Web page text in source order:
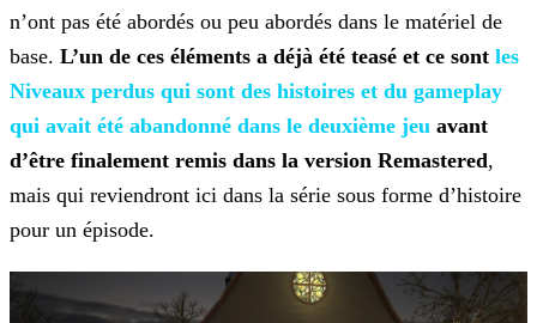
n’ont pas été abordés ou peu abordés dans le matériel de
base. L’un de ces éléments a déjà été teasé et ce sont les
Niveaux perdus qui sont des histoires et du gameplay
qui avait été abandonné dans le deuxième jeu avant
d’être finalement remis dans la version Remastered,
mais qui reviendront ici dans la série sous forme d’histoire
pour un épisode.